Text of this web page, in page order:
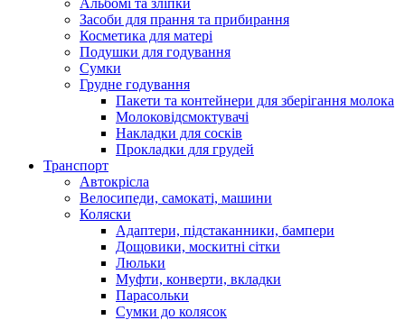
Альбомі та зліпки
Засоби для прання та прибирання
Косметика для матері
Подушки для годування
Сумки
Грудне годування
Пакети та контейнери для зберігання молока
Молоковідсмоктувачі
Накладки для сосків
Прокладки для грудей
Транспорт
Автокрісла
Велосипеди, самокаті, машини
Коляски
Адаптери, підстаканники, бампери
Дощовики, москитні сітки
Люльки
Муфти, конверти, вкладки
Парасольки
Сумки до колясок